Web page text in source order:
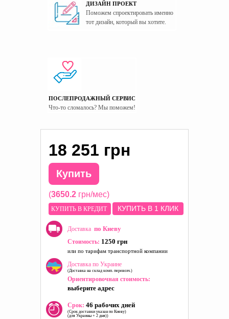
Универсальный
Страна производитель Украина
ДИЗАЙН ПРОЕКТ
Поможем спроектировать именно
тот дизайн, который вы хотите.
ПОСЛЕПРОДАЖНЫЙ СЕРВИС
Что-то сломалось? Мы поможем!
18 251 грн
Купить
(3650.2 грн/мес)
КУПИТЬ В КРЕДИТ КУПИТЬ В 1 КЛИК
Доставка по Киеву
Стоимость: 1250 грн
или по тарифам транспортной компании
Доставка по Украине
(Доставка на склад комп. перевозч.)
Ориентировочная стоимость:
выберите адрес
Срок: 46 рабочих дней
(Срок доставки указан по Киеву)
(для Украины + 2 дня))